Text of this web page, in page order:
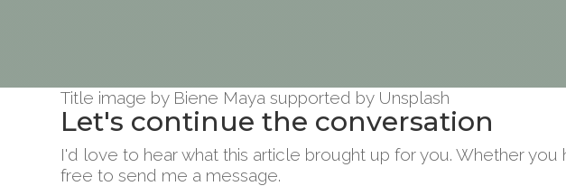
Title image by Biene Maya supported by Unsplash
Let's continue the conversation
I'd love to hear what this article brought up for you. Whether
free to send me a message.